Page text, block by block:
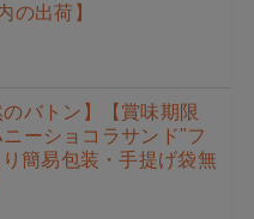
の出荷】
のバトン】【賞味期限
ーショコラサンド"フ
簡易包装・手提げ袋無